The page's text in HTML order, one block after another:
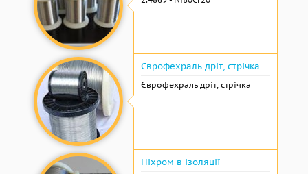
Єврофехраль дріт, стрічка
Єврофехраль дріт, стрічка
Ніхром в ізоляції